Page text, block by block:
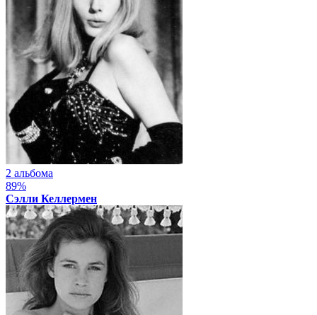
2 альбома
89%
Сэлли Келлермен